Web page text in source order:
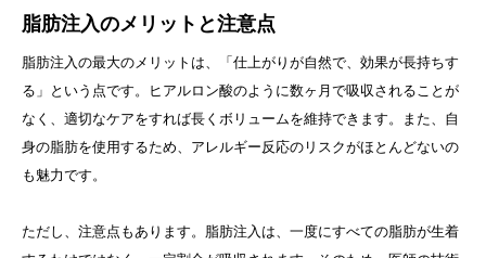
脂肪注入のメリットと注意点
脂肪注入の最大のメリットは、「仕上がりが自然で、効果が長持ちす
る」という点です。ヒアルロン酸のように数ヶ月で吸収されることが
なく、適切なケアをすれば長くボリュームを維持できます。また、自
身の脂肪を使用するため、アレルギー反応のリスクがほとんどないの
も魅力です。
ただし、注意点もあります。脂肪注入は、一度にすべての脂肪が生着